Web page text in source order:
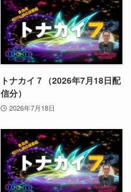
トナカイ７（2026年7月18日配
信分）
2026年7月18日